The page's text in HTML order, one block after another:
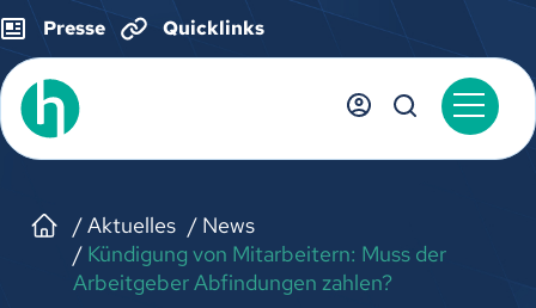
Presse Quicklinks
Aktuelles
News
Kündigung von Mitarbeitern: Muss der
Arbeitgeber Abfindungen zahlen?